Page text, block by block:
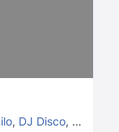
, DJ Disco, DJ 80s/